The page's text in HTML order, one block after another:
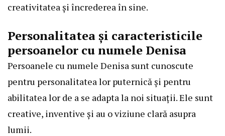
creativitatea și încrederea în sine.
Personalitatea și caracteristicile
persoanelor cu numele Denisa
Persoanele cu numele Denisa sunt cunoscute
pentru personalitatea lor puternică și pentru
abilitatea lor de a se adapta la noi situații. Ele sunt
creative, inventive și au o viziune clară asupra
lumii.